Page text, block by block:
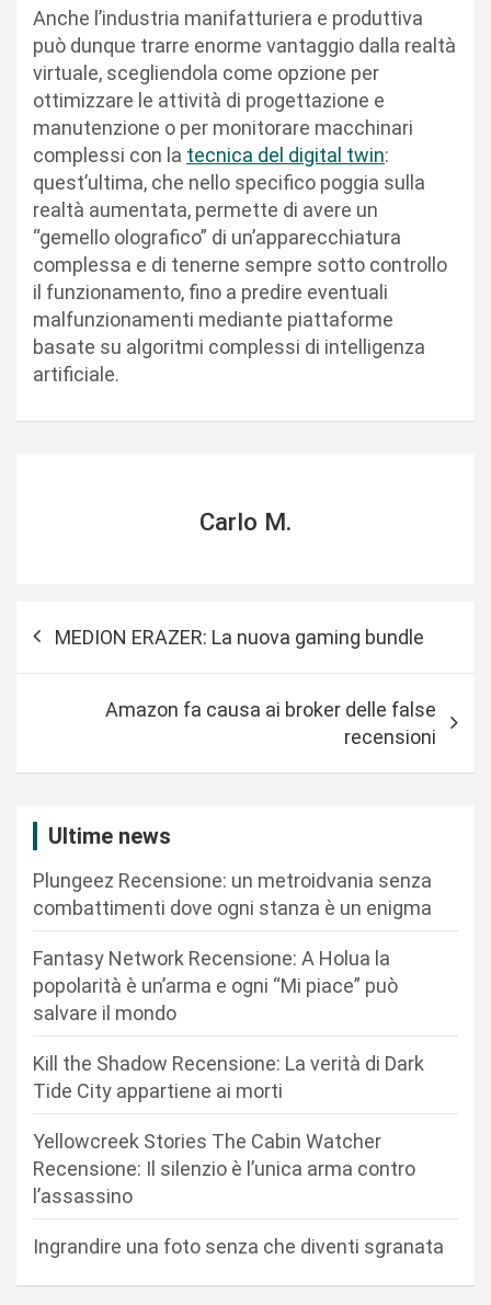
Anche l’industria manifatturiera e produttiva
può dunque trarre enorme vantaggio dalla realtà
virtuale, scegliendola come opzione per
ottimizzare le attività di progettazione e
manutenzione o per monitorare macchinari
complessi con la tecnica del digital twin:
quest’ultima, che nello specifico poggia sulla
realtà aumentata, permette di avere un
“gemello olografico” di un’apparecchiatura
complessa e di tenerne sempre sotto controllo
il funzionamento, fino a predire eventuali
malfunzionamenti mediante piattaforme
basate su algoritmi complessi di intelligenza
artificiale.
Carlo M.
MEDION ERAZER: La nuova gaming bundle
Amazon fa causa ai broker delle false
recensioni
Ultime news
Plungeez Recensione: un metroidvania senza
combattimenti dove ogni stanza è un enigma
Fantasy Network Recensione: A Holua la
popolarità è un’arma e ogni “Mi piace” può
salvare il mondo
Kill the Shadow Recensione: La verità di Dark
Tide City appartiene ai morti
Yellowcreek Stories The Cabin Watcher
Recensione: Il silenzio è l’unica arma contro
l’assassino
Ingrandire una foto senza che diventi sgranata